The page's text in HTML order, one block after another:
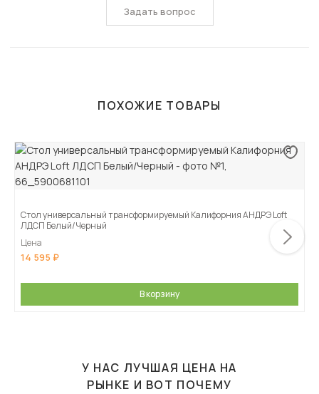
Задать вопрос
ПОХОЖИЕ ТОВАРЫ
Стол универсальный трансформируемый Калифорния АНДРЭ Loft
ЛДСП Белый/Черный
Цена
14 595
В корзину
У НАС ЛУЧШАЯ ЦЕНА НА
РЫНКЕ И ВОТ ПОЧЕМУ